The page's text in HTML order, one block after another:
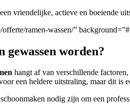
vriendelijke, actieve en boeiende
ramen-wassen/”
gewassen worden?
hangt af van verschillende
een heldere uitstraling, maar dit is
nodig zijn om een